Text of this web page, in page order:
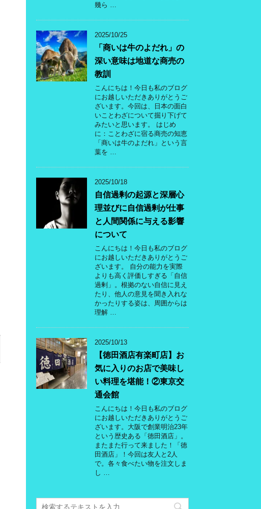
幾ら …
2025/10/25
「商いは牛のよだれ」の
深い意味は地道な商売の
教訓
こんにちは！今日も私のブログ
にお越しいただきありがとうご
ざいます。今回は、日本の面白
いことわざについて掘り下げて
みたいと思います。 はじめ
に：ことわざに宿る商売の知恵
「商いは牛のよだれ」という言
葉を …
2025/10/18
自信過剰の起源と深層心
理並びに自信過剰が仕事
と人間関係に与える影響
について
こんにちは！今日も私のブログ
にお越しいただきありがとうご
ざいます。 自分の能力を実際
よりも高く評価しすぎる「自信
過剰」。根拠のない自信に見え
たり、他人の意見を聞き入れな
かったりする姿は、周囲からは
理解 …
2025/10/13
【徳田酒店有楽町店】お
気に入りのお店で美味し
い料理を堪能！②東京交
通会館
こんにちは！今日も私のブログ
にお越しいただきありがとうご
ざいます。大阪で創業明治23年
という歴史ある「徳田酒店」。
またまた行って来ました！「徳
田酒店」！今回は友人と2人
で。各々食べたい物を注文しま
し …